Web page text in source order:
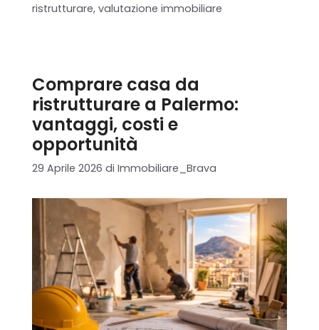
ristrutturare, valutazione immobiliare
Comprare casa da
ristrutturare a Palermo:
vantaggi, costi e
opportunità
29 Aprile 2026 di Immobiliare_Brava